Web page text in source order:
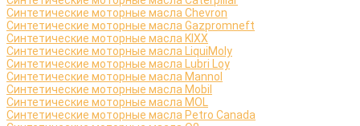
Синтетические моторные масла Chevron
Синтетические моторные масла Gazpromneft
Синтетические моторные масла KIXX
Синтетические моторные масла LiquiMoly
Синтетические моторные масла Lubri Loy
Синтетические моторные масла Mannol
Синтетические моторные масла Mobil
Синтетические моторные масла MOL
Синтетические моторные масла Petro Canada